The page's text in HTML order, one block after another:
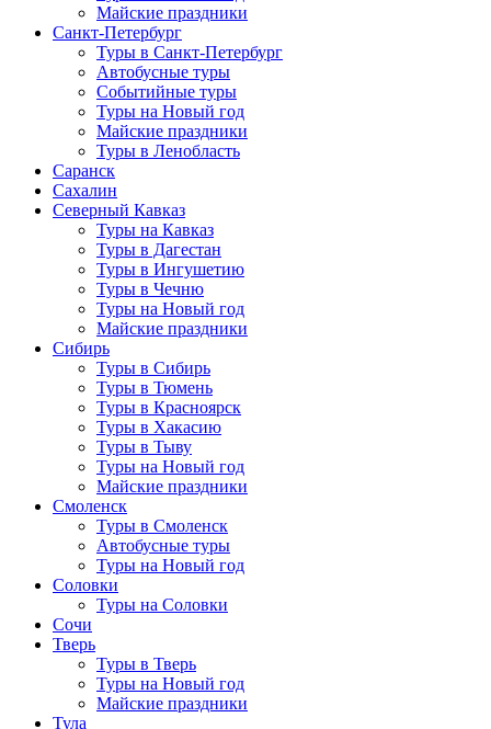
Майские праздники
Санкт-Петербург
Туры в Санкт-Петербург
Автобусные туры
Событийные туры
Туры на Новый год
Майские праздники
Туры в Ленобласть
Саранск
Сахалин
Северный Кавказ
Туры на Кавказ
Туры в Дагестан
Туры в Ингушетию
Туры в Чечню
Туры на Новый год
Майские праздники
Сибирь
Туры в Сибирь
Туры в Тюмень
Туры в Красноярск
Туры в Хакасию
Туры в Тыву
Туры на Новый год
Майские праздники
Смоленск
Туры в Смоленск
Автобусные туры
Туры на Новый год
Соловки
Туры на Соловки
Сочи
Тверь
Туры в Тверь
Туры на Новый год
Майские праздники
Тула